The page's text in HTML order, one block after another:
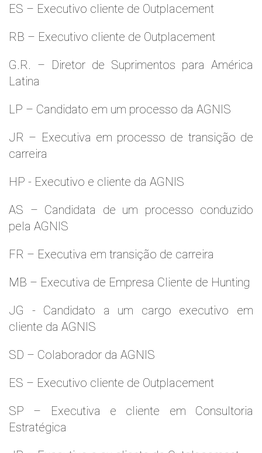
ES – Executivo cliente de Outplacement
RB – Executivo cliente de Outplacement
G.R. – Diretor de Suprimentos para América
Latina
LP – Candidato em um processo da AGNIS
JR – Executiva em processo de transição de
carreira
HP - Executivo e cliente da AGNIS
AS – Candidata de um processo conduzido
pela AGNIS
FR – Executiva em transição de carreira
MB – Executiva de Empresa Cliente de Hunting
JG - Candidato a um cargo executivo em
cliente da AGNIS
SD – Colaborador da AGNIS
ES – Executivo cliente de Outplacement
SP – Executiva e cliente em Consultoria
Estratégica